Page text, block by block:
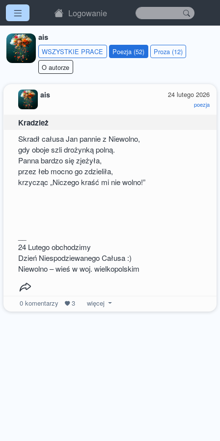
Logowanie
ais
WSZYSTKIE PRACE Poezja (52)
Proza (12)
O autorze
24 lutego 2026
poezja
ais
Kradzież
Skradł całusa Jan pannie z Niewolno,
gdy oboje szli drożynką polną.
Panna bardzo się zjeżyła,
przez łeb mocno go zdzieliła,
krzycząc „Niczego kraść mi nie wolno!”
24 Lutego obchodzimy
Dzień Niespodziewanego Całusa :)
Niewolno – wieś w woj. wielkopolskim
0komentarzy 3 więcej